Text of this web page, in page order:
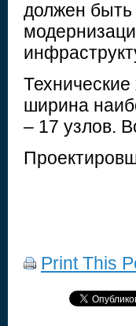
должен быть
ширина
– 17 узлов.
Print This